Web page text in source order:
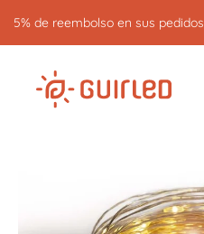
5% de reembolso en sus pedidos